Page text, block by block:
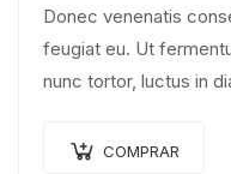
Donec venenatis
feugiat eu. Ut
nunc tortor, luctus in
COMPRAR